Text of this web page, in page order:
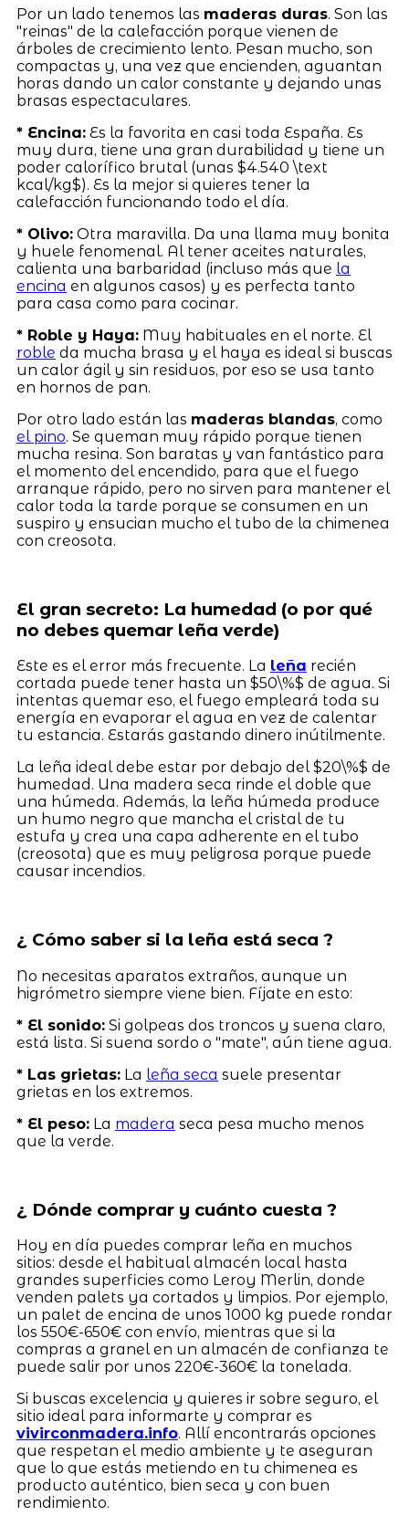
Por un lado tenemos las maderas duras. Son las
"reinas" de la calefacción porque vienen de
árboles de crecimiento lento. Pesan mucho, son
compactas y, una vez que encienden, aguantan
horas dando un calor constante y dejando unas
brasas espectaculares.
* Encina:Es la favorita en casi toda España. Es
muy dura, tiene una gran durabilidad y tiene un
poder calorífico brutal (unas $4.540 \text
kcal/kg$). Es la mejor si quieres tener la
calefacción funcionando todo el día.
* Olivo:Otra maravilla. Da una llama muy bonita
y huele fenomenal. Al tener aceites naturales,
calienta una barbaridad (incluso más que la
encina en algunos casos) y es perfecta tanto
para casa como para cocinar.
* Roble y Haya:Muy habituales en el norte. El
roble da mucha brasa y el haya es ideal si buscas
un calor ágil y sin residuos, por eso se usa tanto
en hornos de pan.
Por otro lado están las maderas blandas, como
el pino. Se queman muy rápido porque tienen
mucha resina. Son baratas y van fantástico para
el momento del encendido, para que el fuego
arranque rápido, pero no sirven para mantener el
calor toda la tarde porque se consumen en un
suspiro y ensucian mucho el tubo de la chimenea
con creosota.
El gran secreto: La humedad (o por qué
no debes quemar leña verde)
Este es el error más frecuente. La leña recién
cortada puede tener hasta un $50\%$ de agua. Si
intentas quemar eso, el fuego empleará toda su
energía en evaporar el agua en vez de calentar
tu estancia. Estarás gastando dinero inútilmente.
La leña ideal debe estar por debajo del $20\%$ de
humedad. Una madera seca rinde el doble que
una húmeda. Además, la leña húmeda produce
un humo negro que mancha el cristal de tu
estufa y crea una capa adherente en el tubo
(creosota) que es muy peligrosa porque puede
causar incendios.
¿ Cómo saber si la leña está seca ?
No necesitas aparatos extraños, aunque un
higrómetro siempre viene bien. Fíjate en esto:
* El sonido:Si golpeas dos troncos y suena claro,
está lista. Si suena sordo o "mate", aún tiene agua.
* Las grietas:La leña seca suele presentar
grietas en los extremos.
* El peso:La madera seca pesa mucho menos
que la verde.
¿ Dónde comprar y cuánto cuesta ?
Hoy en día puedes comprar leña en muchos
sitios: desde el habitual almacén local hasta
grandes superficies como Leroy Merlin, donde
venden palets ya cortados y limpios. Por ejemplo,
un palet de encina de unos 1000 kg puede rondar
los 550€-650€ con envío, mientras que si la
compras a granel en un almacén de confianza te
puede salir por unos 220€-360€ la tonelada.
Si buscas excelencia y quieres ir sobre seguro, el
sitio ideal para informarte y comprar es
vivirconmadera.info. Allí encontrarás opciones
que respetan el medio ambiente y te aseguran
que lo que estás metiendo en tu chimenea es
producto auténtico, bien seca y con buen
rendimiento.